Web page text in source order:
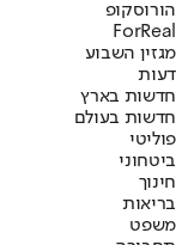
הורוסקופ
ForReal
מגזין השבוע
דעות
חדשות בארץ
חדשות בעולם
פוליטי
ביטחוני
חינוך
בריאות
משפט